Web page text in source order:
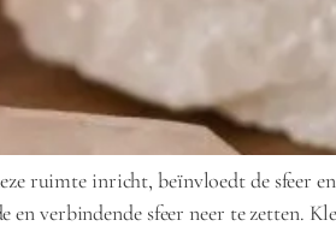
ruimte inricht, beïnvloedt de sfeer
en verbindende sfeer neer te zetten.